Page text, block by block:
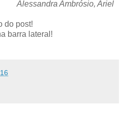
Alessandra Ambrósio, Ariel
do post!
barra lateral!